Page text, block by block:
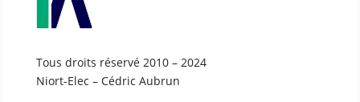
Tous droits réservé 2010 – 2024
Niort-Elec – Cédric Aubrun